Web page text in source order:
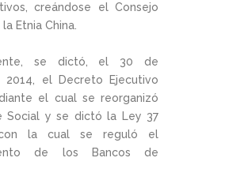
creándose el Consejo
Etnia China.
se dictó, el 30 de
2014, el Decreto Ejecutivo
el cual se reorganizó
Social y se dictó la Ley 37
la cual se reguló el
de los Bancos de